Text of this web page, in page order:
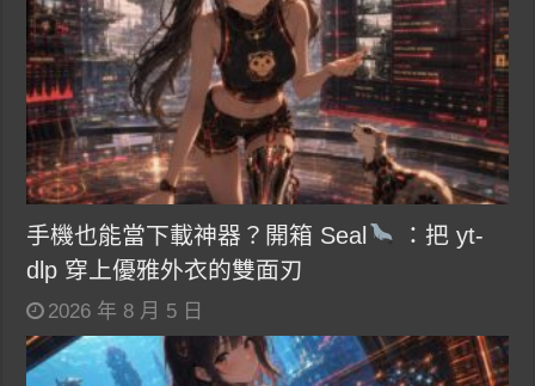
手機也能當下載神器？開箱 Seal
：把 yt-
dlp 穿上優雅外衣的雙面刃
2026 年 8 月 5 日